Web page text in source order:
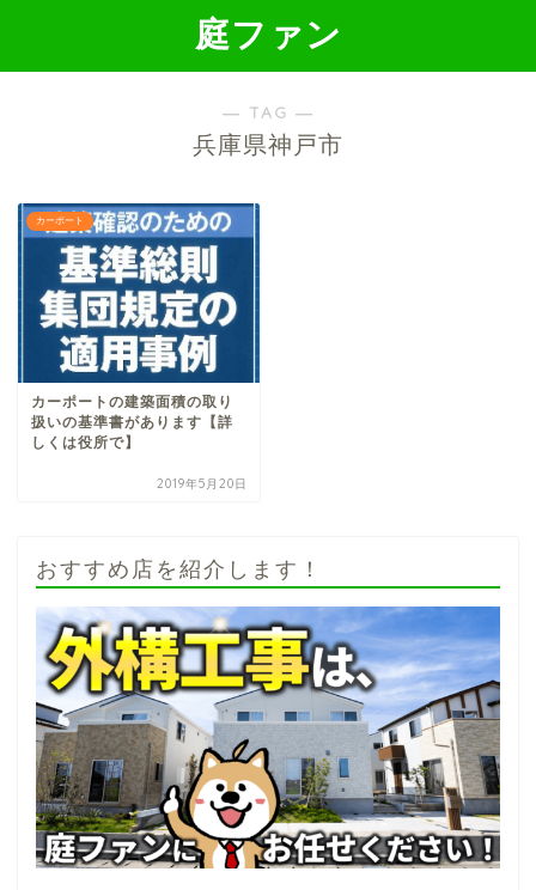
庭ファン
― TAG ―
兵庫県神戸市
カーポート
カーポートの建築面積の取り
扱いの基準書があります【詳
しくは役所で】
2019年5月20日
おすすめ店を紹介します！